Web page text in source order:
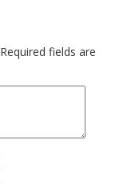
Required fields are